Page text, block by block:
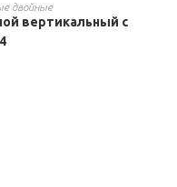
двойные
вертикальный с